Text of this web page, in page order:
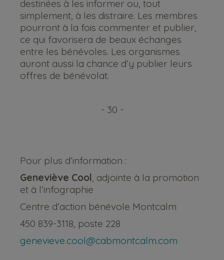
destinées à les informer ou, tout
simplement, à les distraire. Les membres
pourront à la fois commenter et publier,
ce qui favorisera de beaux échanges
entre les bénévoles. Les organismes
auront aussi la chance d’y publier leurs
offres de bénévolat.
- 30 -
Pour plus d’information :
Geneviève Cool, adjointe à la promotion
et à l’infographie
Centre d’action bénévole Montcalm
450 839-3118, poste 228
genevieve.cool@cabmontcalm.com